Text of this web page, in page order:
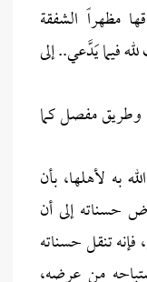
مظهراً الشفقة
فيما يَدَّعي.. إلى
وطريق مفصل كما
به لأهلها، بأن
حسناته إلى أن
تنقل حسناته